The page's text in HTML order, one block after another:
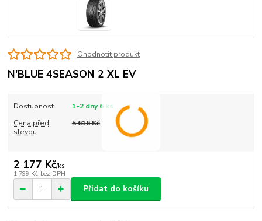
Ohodnotit produkt
N'BLUE 4SEASON 2 XL EV
Dostupnost
1-2 dny 6 ks
Cena před
slevou
5 616 Kč
2 177 Kč/ks
1 799 Kč bez DPH
Přidat do košíku